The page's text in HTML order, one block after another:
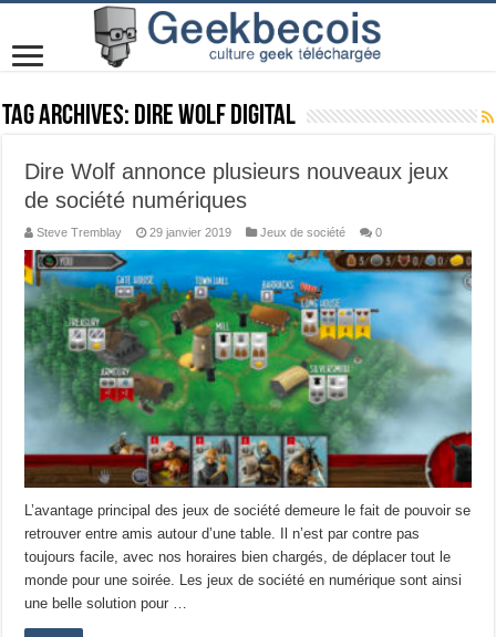
Tag Archives: Dire Wolf Digital
Dire Wolf annonce plusieurs nouveaux jeux
de société numériques
Steve Tremblay 29 janvier 2019 Jeux de société 0
L’avantage principal des jeux de société demeure le fait de pouvoir se
retrouver entre amis autour d’une table. Il n’est par contre pas
toujours facile, avec nos horaires bien chargés, de déplacer tout le
monde pour une soirée. Les jeux de société en numérique sont ainsi
une belle solution pour …